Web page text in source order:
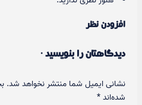
افزودن نظر
دیدگاهتان را بنویسید ·
نشانی ایمیل شما منتشر نخواهد شد.
شده‌اند*